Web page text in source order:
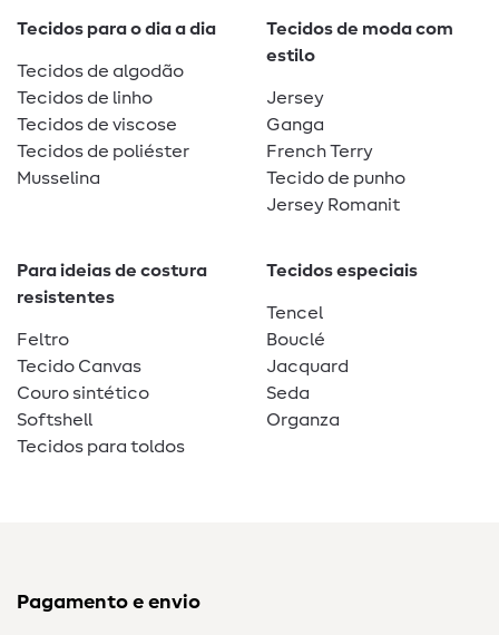
Tecidos para o dia a dia
Tecidos de algodão
Tecidos de linho
Tecidos de viscose
Tecidos de poliéster
Musselina
Tecidos de moda com
estilo
Jersey
Ganga
French Terry
Tecido de punho
Jersey Romanit
Para ideias de costura
resistentes
Feltro
Tecido Canvas
Couro sintético
Softshell
Tecidos para toldos
Tecidos especiais
Tencel
Bouclé
Jacquard
Seda
Organza
Pagamento e envio